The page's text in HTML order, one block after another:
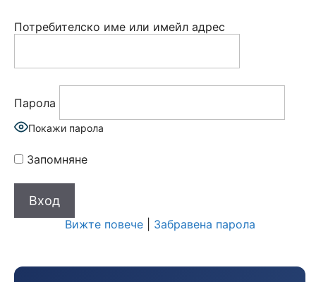
Потребителско име или имейл адрес
Парола
Покажи парола
Запомняне
Вижте повече| Забравена парола